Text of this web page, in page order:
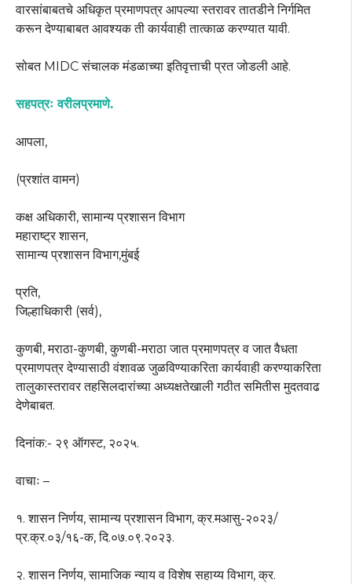
वारसांबाबतचे अधिकृत प्रमाणपत्र आपल्या स्तरावर तातडीने निर्गमित
करून देण्याबाबत आवश्यक ती कार्यवाही तात्काळ करण्यात यावी.
सोबत MIDC संचालक मंडळाच्या इतिवृत्ताची प्रत जोडली आहे.
सहपत्रः वरीलप्रमाणे.
आपला,
(प्रशांत वामन)
कक्ष अधिकारी, सामान्य प्रशासन विभाग
महाराष्ट्र शासन,
सामान्य प्रशासन विभाग,मुंबई
प्रति,
जिल्हाधिकारी (सर्व),
कुणबी, मराठा-कुणबी, कुणबी-मराठा जात प्रमाणपत्र व जात वैधता
प्रमाणपत्र देण्यासाठी वंशावळ जुळविण्याकरिता कार्यवाही करण्याकरिता
तालुकास्तरावर तहसिलदारांच्या अध्यक्षतेखाली गठीत समितीस मुदतवाढ
देणेबाबत.
दिनांक:- २९ ऑगस्ट, २०२५.
वाचाः –
१. शासन निर्णय, सामान्य प्रशासन विभाग, क्र.मआसु-२०२३/
प्र.क्र.०३/१६-क, दि.०७.०९.२०२३.
२. शासन निर्णय, सामाजिक न्याय व विशेष सहाय्य विभाग, क्र.